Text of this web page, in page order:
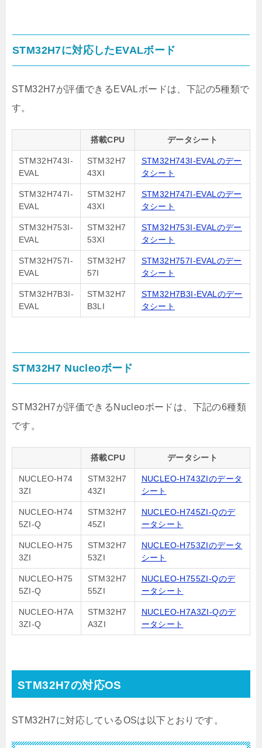
STM32H7に対応したEVALボード
STM32H7が評価できるEVALボードは、下記の5種類で
す。
搭載CPU データシート
STM32H743I-
EVAL
STM32H7
43XI
STM32H743I-EVALのデー
タシート
STM32H747I-
EVAL
STM32H7
43XI
STM32H747I-EVALのデー
タシート
STM32H753I-
EVAL
STM32H7
53XI
STM32H753I-EVALのデー
タシート
STM32H757I-
EVAL
STM32H7
57I
STM32H757I-EVALのデー
タシート
STM32H7B3I-
EVAL
STM32H7
B3LI
STM32H7B3I-EVALのデー
タシート
STM32H7 Nucleoボード
STM32H7が評価できるNucleoボードは、下記の6種類
です。
搭載CPU データシート
NUCLEO-H74
3ZI
STM32H7
43ZI
NUCLEO-H743ZIのデータ
シート
NUCLEO-H74
5ZI-Q
STM32H7
45ZI
NUCLEO-H745ZI-Qのデ
ータシート
NUCLEO-H75
3ZI
STM32H7
53ZI
NUCLEO-H753ZIのデータ
シート
NUCLEO-H75
5ZI-Q
STM32H7
55ZI
NUCLEO-H755ZI-Qのデ
ータシート
NUCLEO-H7A
3ZI-Q
STM32H7
A3ZI
NUCLEO-H7A3ZI-Qのデ
ータシート
STM32H7の対応OS
STM32H7に対応しているOSは以下とおりです。